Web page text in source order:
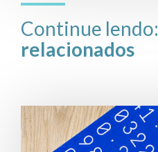
Continue lendo:
relacionados